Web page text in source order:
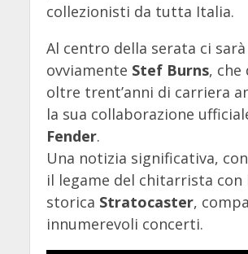
collezionisti da tutta Italia.
Al centro della serata ci sarà
ovviamente Stef Burns, che
oltre trent’anni di carriera
la sua collaborazione
Fender.
Una notizia significativa,
il legame del chitarrista con
storica Stratocaster,
innumerevoli concerti.